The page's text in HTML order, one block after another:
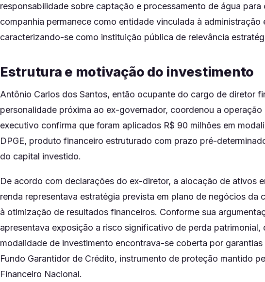
responsabilidade sobre captação e processamento de água para
companhia permanece como entidade vinculada à administração
caracterizando-se como instituição pública de relevância
Estrutura e motivação do investimento
Antônio Carlos dos Santos, então ocupante do cargo de diretor
personalidade próxima ao ex-governador, coordenou a operação
executivo confirma que foram aplicados R$ 90 milhões em
DPGE, produto financeiro estruturado com prazo pré-
do capital investido.
De acordo com declarações do ex-diretor, a alocação de ativos
renda representava estratégia prevista em plano de negócios da
à otimização de resultados financeiros. Conforme sua
apresentava exposição a risco significativo de perda patrimonial,
modalidade de investimento encontrava-se coberta por
Fundo Garantidor de Crédito, instrumento de proteção mantido
Financeiro Nacional.